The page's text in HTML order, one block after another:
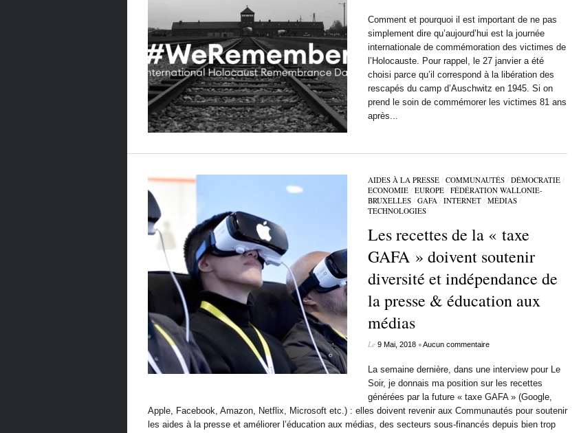
Comment et pourquoi il est important de ne pas
simplement dire qu’aujourd’hui est la journée
internationale de commémoration des victimes de
l’Holocauste. Pour rappel, le 27 janvier a été
choisi parce qu’il correspond à la libération des
rescapés du camp d’Auschwitz en 1945. Si on
prend le soin de commémorer les victimes 81 ans
après...
AIDES À LA PRESSE/ COMMUNAUTÉS/ DÉMOCRATIE/
ECONOMIE/ EUROPE/ FÉDÉRATION WALLONIE-
BRUXELLES/ GAFA/ INTERNET/ MÉDIAS/
TECHNOLOGIES
Les recettes de la « taxe
GAFA » doivent soutenir
diversité et indépendance de
la presse & éducation aux
médias
Le 9 Mai, 2018 •Aucun commentaire
La semaine dernière, dans une interview pour Le
Soir, je donnais ma position sur les recettes
générées par la future « taxe GAFA » (Google,
Apple, Facebook, Amazon, Netflix, Microsoft etc.) : elles doivent revenir aux Communautés pour soutenir
les aides à la presse et améliorer l’éducation aux médias, des secteurs sous-financés depuis bien trop